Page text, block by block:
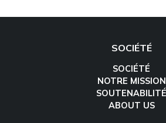
SOCIÉTÉ
SOCIÉTÉ
NOTRE MISSION
SOUTENABILITÉ
ABOUT US